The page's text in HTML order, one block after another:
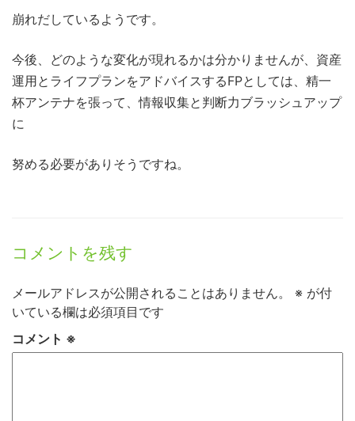
崩れだしているようです。
今後、どのような変化が現れるかは分かりませんが、資産
運用とライフプランをアドバイスするFPとしては、精一
杯アンテナを張って、情報収集と判断力ブラッシュアップ
に
努める必要がありそうですね。
コメントを残す
メールアドレスが公開されることはありません。 ※ が付
いている欄は必須項目です
コメント ※